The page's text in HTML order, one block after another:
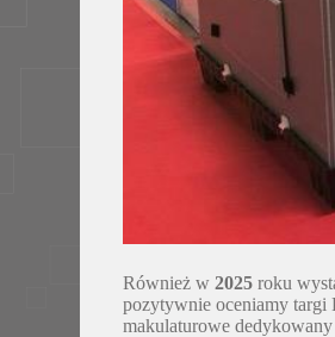
Również w 2025 roku
pozytywnie oceniamy targi
makulaturowe